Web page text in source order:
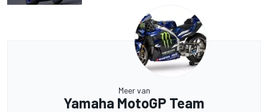
Meer van
Yamaha MotoGP Team